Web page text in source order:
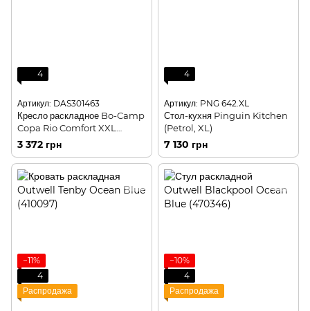
4
Артикул: DAS301463
Кресло раскладное Bo-Camp
Copa Rio Comfort XXL
Graphite (1211961)
3 372 грн
4
Артикул: PNG 642.XL
Стол-кухня Pinguin Kitchen
(Petrol, XL)
7 130 грн
−11%
4
Распродажа
−10%
4
Распродажа